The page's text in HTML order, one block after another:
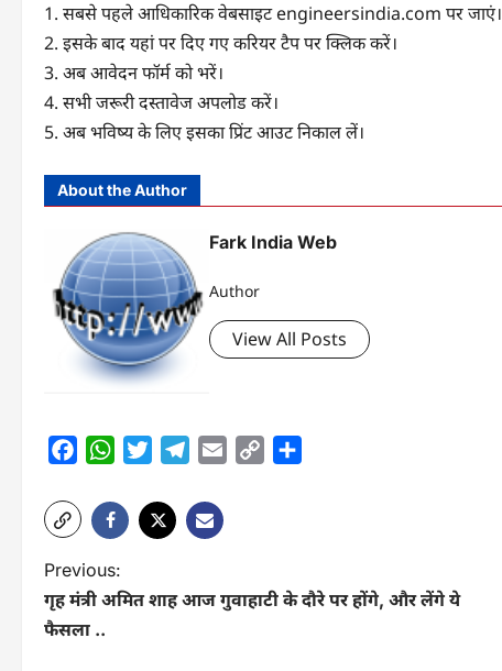
1. सबसे पहले आधिकारिक वेबसाइट engineersindia.com पर जाएं।
2. इसके बाद यहां पर दिए गए करियर टैप पर क्लिक करें।
3. अब आवेदन फॉर्म को भरें।
4. सभी जरूरी दस्तावेज अपलोड करें।
5. अब भविष्य के लिए इसका प्रिंट आउट निकाल लें।
About the Author
Fark India Web
Author
View All Posts
FacebookWhatsAppTwitterTelegram
Email
Copy
P
o
Previous:
गृह मंत्री अमित शाह आज गुवाहाटी के दौरे पर होंगे, और लेंगे ये
फैसला ..